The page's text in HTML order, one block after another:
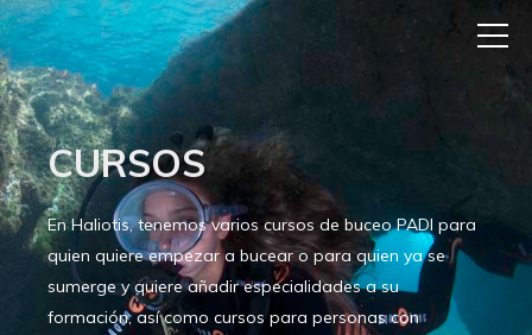
CURSOS
En Haliotis, tenemos varios cursos de buceo PADI para
quien quiere empezar a bucear o para quien ya se
sumerge y quiere añadir especialidades a su
formación, así como cursos para personas con